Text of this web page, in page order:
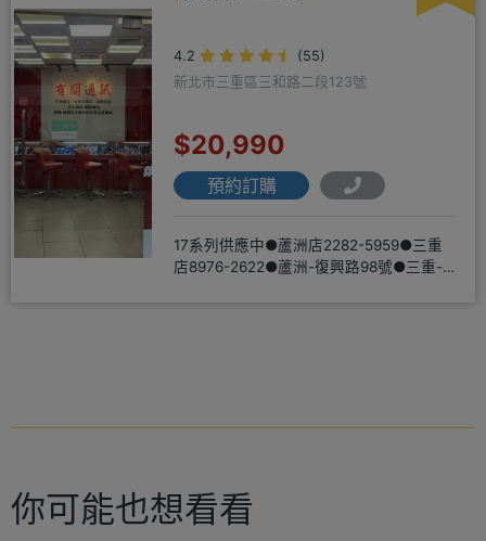
4.2
(55)
新北市三重區三和路二段123號
$20,990
預約訂購
17系列供應中●蘆洲店2282-5959●三重
店8976-2622●蘆洲-復興路98號●三重-
你可能也想看看